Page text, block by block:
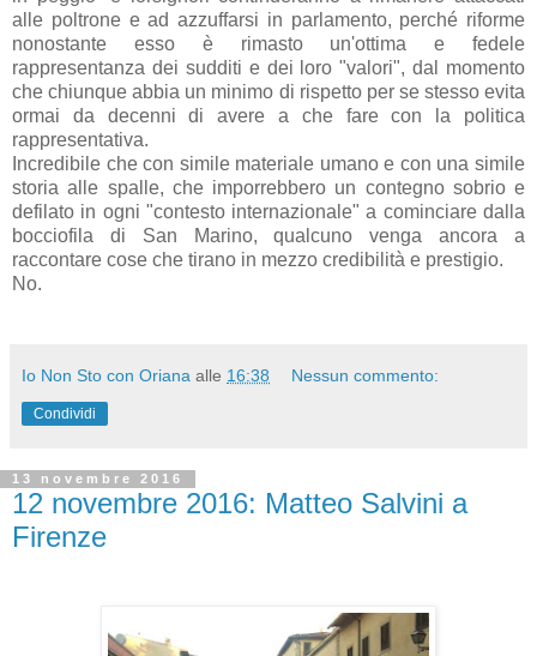
alle poltrone e ad azzuffarsi in parlamento, perché riforme
nonostante esso è rimasto un'ottima e fedele
rappresentanza dei sudditi e dei loro "valori", dal momento
che chiunque abbia un minimo di rispetto per se stesso evita
ormai da decenni di avere a che fare con la politica
rappresentativa.
Incredibile che con simile materiale umano e con una simile
storia alle spalle, che imporrebbero un contegno sobrio e
defilato in ogni "contesto internazionale" a cominciare dalla
bocciofila di San Marino, qualcuno venga ancora a
raccontare cose che tirano in mezzo credibilità e prestigio.
No.
Io Non Sto con Oriana alle 16:38 Nessun commento:
Condividi
13 novembre 2016
12 novembre 2016: Matteo Salvini a
Firenze